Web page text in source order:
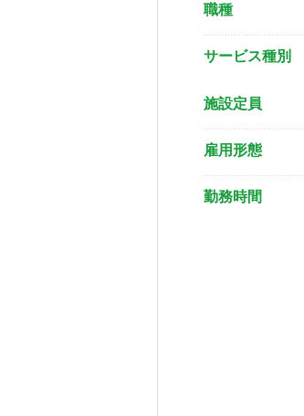
職種
サービス種別
施設定員
雇用形態
勤務時間